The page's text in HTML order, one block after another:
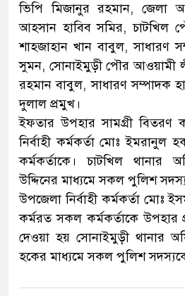
ভিপি মিজানুর রহমান, জেলা
আহসান হাবিব সমির, চাটখিল
শাহজাহান খান বাবুল, সাধারণ
সুমন, সোনাইমুড়ী পৌর আওয়ামী
রহমান বাবুল, সাধারণ সম্পাদক
দুলাল প্রমুখ।
ইফতার উপহার সামগ্রী বিতরণ
নির্বাহী কর্মকর্তা মোঃ ইমরানুল
কর্মকর্তাকে। চাটখিল থানার
উদ্দিনের মাধ্যমে সকল পুলিশ
উপজেলা নির্বাহী কর্মকর্তা মোঃ
কর্মরত সকল কর্মকর্তাকে উপহার
দেওয়া হয় সোনাইমুড়ী থানার
হকের মাধ্যমে সকল পুলিশ